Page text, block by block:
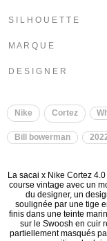
S I L H O U E T T E
M A R Q U E
D E S I G N E R
Nike Cortez
Bill bowerman
La sacai x Nike Cortez
course vintage avec un
du designer, un
soulignée par une tige
finis dans une teinte
sur le Swoosh en cuir
partiellement masqués